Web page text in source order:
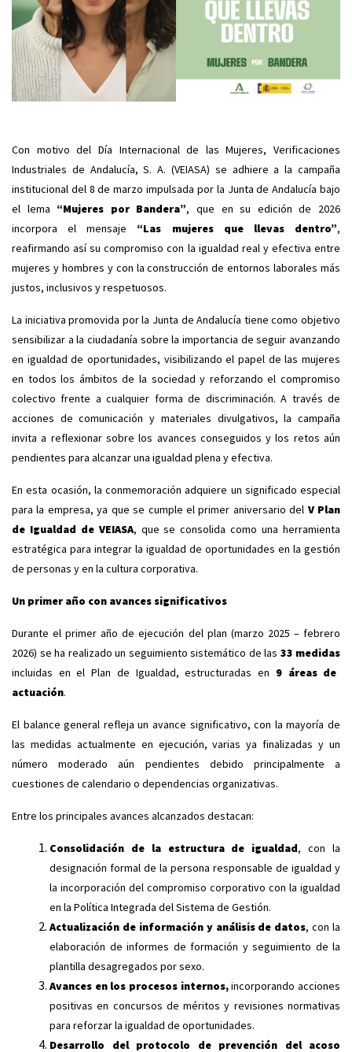
Con motivo del Día Internacional de las Mujeres, Verificaciones
Industriales de Andalucía, S. A. (VEIASA) se adhiere a la campaña
institucional del 8 de marzo impulsada por la Junta de Andalucía bajo
el lema “Mujeres por Bandera”, que en su edición de 2026
incorpora el mensaje “Las mujeres que llevas dentro”,
reafirmando así su compromiso con la igualdad real y efectiva entre
mujeres y hombres y con la construcción de entornos laborales más
justos, inclusivos y respetuosos.
La iniciativa promovida por la Junta de Andalucía tiene como objetivo
sensibilizar a la ciudadanía sobre la importancia de seguir avanzando
en igualdad de oportunidades, visibilizando el papel de las mujeres
en todos los ámbitos de la sociedad y reforzando el compromiso
colectivo frente a cualquier forma de discriminación. A través de
acciones de comunicación y materiales divulgativos, la campaña
invita a reflexionar sobre los avances conseguidos y los retos aún
pendientes para alcanzar una igualdad plena y efectiva.
En esta ocasión, la conmemoración adquiere un significado especial
para la empresa, ya que se cumple el primer aniversario del V Plan
de Igualdad de VEIASA, que se consolida como una herramienta
estratégica para integrar la igualdad de oportunidades en la gestión
de personas y en la cultura corporativa.
Un primer año con avances significativos
Durante el primer año de ejecución del plan (marzo 2025 – febrero
2026) se ha realizado un seguimiento sistemático de las 33 medidas
incluidas en el Plan de Igualdad, estructuradas en 9 áreas de
actuación.
El balance general refleja un avance significativo, con la mayoría de
las medidas actualmente en ejecución, varias ya finalizadas y un
número moderado aún pendientes debido principalmente a
cuestiones de calendario o dependencias organizativas.
Entre los principales avances alcanzados destacan:
Consolidación de la estructura de igualdad, con la
designación formal de la persona responsable de igualdad y
la incorporación del compromiso corporativo con la igualdad
en la Política Integrada del Sistema de Gestión.
Actualización de información y análisis de datos, con la
elaboración de informes de formación y seguimiento de la
plantilla desagregados por sexo.
Avances en los procesos internos,incorporando acciones
positivas en concursos de méritos y revisiones normativas
para reforzar la igualdad de oportunidades.
Desarrollo del protocolo de prevención del acoso